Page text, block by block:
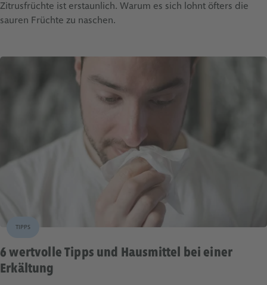
Zitrusfrüchte ist erstaunlich. Warum es sich lohnt öfters die
sauren Früchte zu naschen.
TIPPS
6 wertvolle Tipps und Hausmittel bei einer
Erkältung